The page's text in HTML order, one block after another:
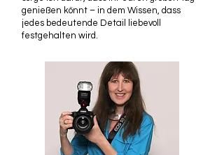
genießen könnt – in dem Wissen, dass
jedes bedeutende Detail liebevoll
festgehalten wird.